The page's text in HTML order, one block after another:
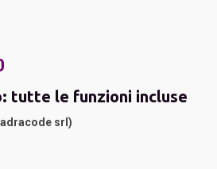
tutte le funzioni incluse
srl)